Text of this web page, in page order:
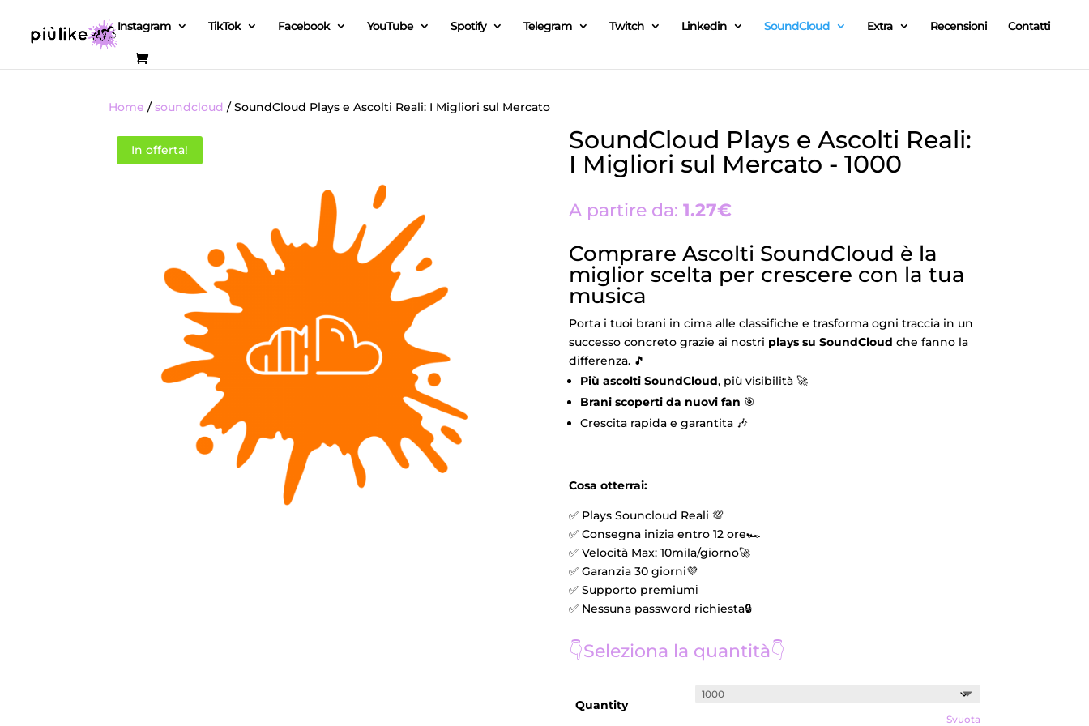
Instagram TikTok Facebook YouTube Spotify Telegram Twitch Linkedin SoundCloud Extra Recensioni Contatti
Home /soundcloud / SoundCloud Plays e Ascolti Reali: I Migliori sul Mercato
In offerta!
SoundCloud Plays e Ascolti Reali:
I Migliori sul Mercato - 1000
A partire da: 1.27€
Comprare Ascolti SoundCloud è la
miglior scelta per crescere con la tua
musica
Porta i tuoi brani in cima alle classifiche e trasforma ogni traccia in un
successo concreto grazie ai nostri plays su SoundCloud che fanno la
differenza. 🎵
Più ascolti SoundCloud, più visibilità 🚀
Brani scoperti da nuovi fan 🎯
Crescita rapida e garantita 🎶
Cosa otterrai:
✅ Plays Souncloud Reali 💯
✅ Consegna inizia entro 12 ore🏎️
✅ Velocità Max: 10mila/giorno🚀
✅ Garanzia 30 giorni💜
✅ Supporto premiumℹ️
✅ Nessuna password richiesta🔒
👇Seleziona la quantità👇
Quantity
Svuota